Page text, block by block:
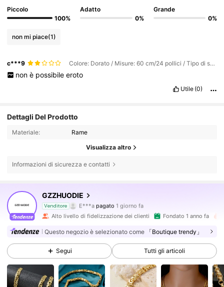
Piccolo
100%
Adatto
0%
Grande
0%
non mi piace(1)
c***9 Colore: Dorato / Misure: 60 cm/24 pollici / Tipo di stile: Catena Xiping
non è possibile eroto
Utile (0)
Dettagli Del Prodotto
Materiale: Rame
Visualizza altro
Informazioni di sicurezza e contatti
GZZHUODIE
Venditore
4.85
E***a pagato 1 giorno fa
4.85 24K Follower
4.85 24K Follower
Alto livello di fidelizzazione dei clienti Fondato 1 anno fa
Questo negozio è selezionato come 「Boutique trendy」
Segui Tutti gli articoli